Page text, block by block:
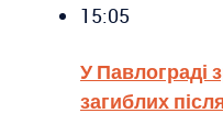
15:05
У Павлограді
загиблих